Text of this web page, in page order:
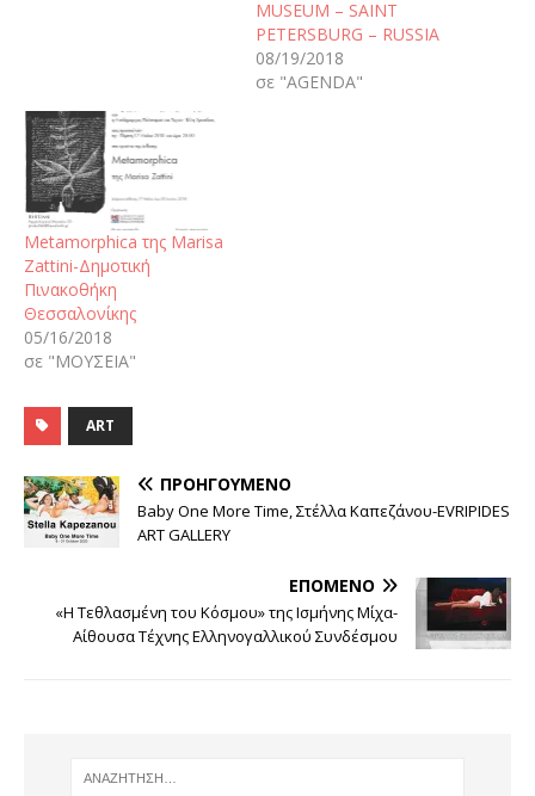
MUSEUM – SAINT
PETERSBURG – RUSSIA
08/19/2018
σε "AGENDA"
Metamorphica της Marisa
Zattini-Δημοτική
Πινακοθήκη
Θεσσαλονίκης
05/16/2018
σε "ΜΟΥΣΕΙΑ"
ART
ΠΡΟΗΓΟΎΜΕΝΟ
Baby One More Time, Στέλλα Καπεζάνου-EVRIPIDES
ART GALLERY
ΕΠΌΜΕΝΟ
«Η Τεθλασμένη του Κόσμου» της Ισμήνης Μίχα-
Αίθουσα Τέχνης Ελληνογαλλικού Συνδέσμου